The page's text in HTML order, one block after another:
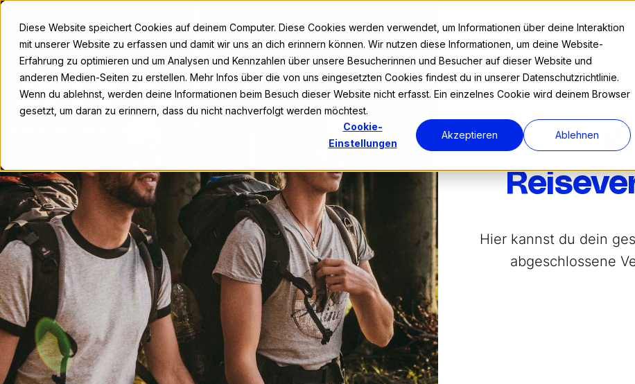
Diese Website speichert Cookies auf deinem Computer. Diese Cookies werden verwendet, um Informationen über deine Interaktion
mit unserer Website zu erfassen und damit wir uns an dich erinnern können. Wir nutzen diese Informationen, um deine Website-
Erfahrung zu optimieren und um Analysen und Kennzahlen über unsere Besucherinnen und Besucher auf dieser Website und
anderen Medien-Seiten zu erstellen. Mehr Infos über die von uns eingesetzten Cookies findest du in unserer Datenschutzrichtlinie.
Wenn du ablehnst, werden deine Informationen beim Besuch dieser Website nicht erfasst. Ein einzelnes Cookie wird deinem Browser
gesetzt, um daran zu erinnern, dass du nicht nachverfolgt werden möchtest.
Cookie-
Einstellungen
Akzeptieren Ablehnen
Hier kannst du dein
abgeschlossene